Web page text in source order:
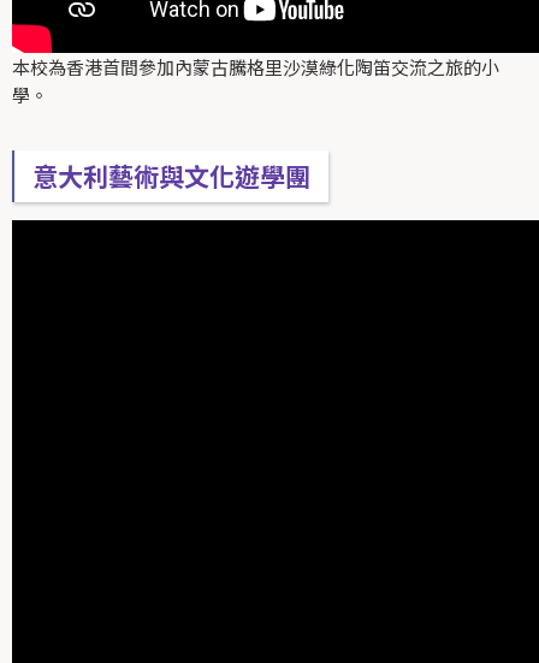
本校為香港首間參加內蒙古騰格里沙漠綠化陶笛交流之旅的小
學。
意大利藝術與文化遊學團